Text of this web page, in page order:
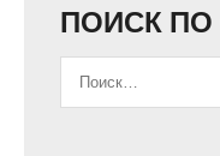
ПОИСК ПО